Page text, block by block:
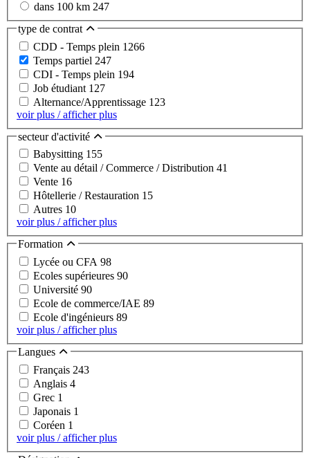
dans 100 km 247
type de contrat
CDD - Temps plein 1266
Temps partiel 247
CDI - Temps plein 194
Job étudiant 127
Alternance/Apprentissage 123
voir plus / afficher plus
secteur d'activité
Babysitting 155
Vente au détail / Commerce / Distribution 41
Vente 16
Hôtellerie / Restauration 15
Autres 10
voir plus / afficher plus
Formation
Lycée ou CFA 98
Ecoles supérieures 90
Université 90
Ecole de commerce/IAE 89
Ecole d'ingénieurs 89
voir plus / afficher plus
Langues
Français 243
Anglais 4
Grec 1
Japonais 1
Coréen 1
voir plus / afficher plus